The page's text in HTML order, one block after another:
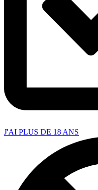
J'AI PLUS DE 18 ANS